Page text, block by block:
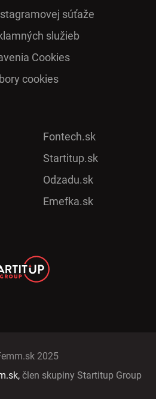
sú­ťaže
služieb
Cookies
cookies
Fontech.sk
Startitup.sk
Odzadu.sk
Emefka.sk
2025
člen skupiny Startitup Group